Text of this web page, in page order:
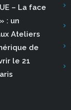
– La face
: un
Ateliers
de
le 21